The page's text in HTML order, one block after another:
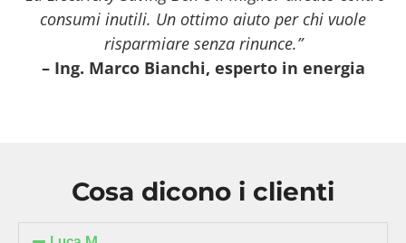
consumi inutili. Un ottimo aiuto per chi vuole
risparmiare senza rinunce.”
– Ing. Marco Bianchi, esperto in energia
Cosa dicono i clienti